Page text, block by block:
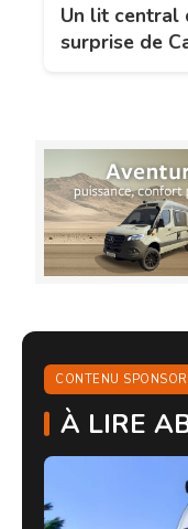
Un lit central
surprise de
CONTENU
À LIRE